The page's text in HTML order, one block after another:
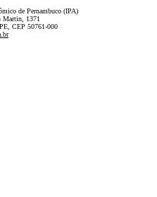
de Pernambuco (IPA)
Martin, 1371
CEP 50761-000